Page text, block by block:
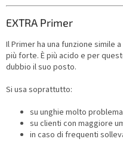
EXTRA Primer
Il Primer ha una funzione simile
più forte. È più acido e per
dubbio il suo posto.
Si usa soprattutto:
su unghie molto
su clienti con maggiore
in caso di frequenti